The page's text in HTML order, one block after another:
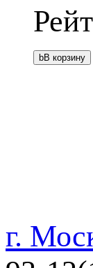
bВ корзину
г.